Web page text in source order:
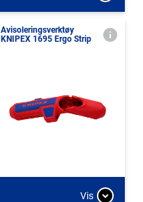
Avisoleringsverktøy
KNIPEX 1695 Ergo Strip
Vis